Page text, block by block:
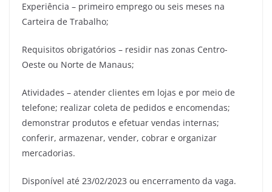
Experiência – primeiro emprego ou seis meses na
Carteira de Trabalho;
Requisitos obrigatórios – residir nas zonas Centro-
Oeste ou Norte de Manaus;
Atividades – atender clientes em lojas e por meio de
telefone; realizar coleta de pedidos e encomendas;
demonstrar produtos e efetuar vendas internas;
conferir, armazenar, vender, cobrar e organizar
mercadorias.
Disponível até 23/02/2023 ou encerramento da vaga.